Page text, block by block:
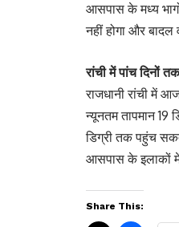
आसपास के मध्य
नहीं होगा और
रांची में पांच दिनों
राजधानी रांची में
न्यूनतम तापमान
डिग्री तक पहुंच
आसपास के इलाकों में
Share This: